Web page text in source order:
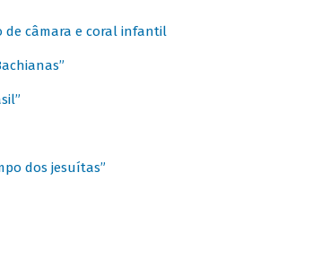
de câmara e coral infantil
dos jesuítas”